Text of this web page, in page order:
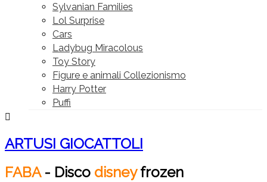
Sylvanian Families
Lol Surprise
Cars
Ladybug Miracolous
Toy Story
Figure e animali Collezionismo
Harry Potter
Puffi

ARTUSI GIOCATTOLI
FABA - Disco disney frozen